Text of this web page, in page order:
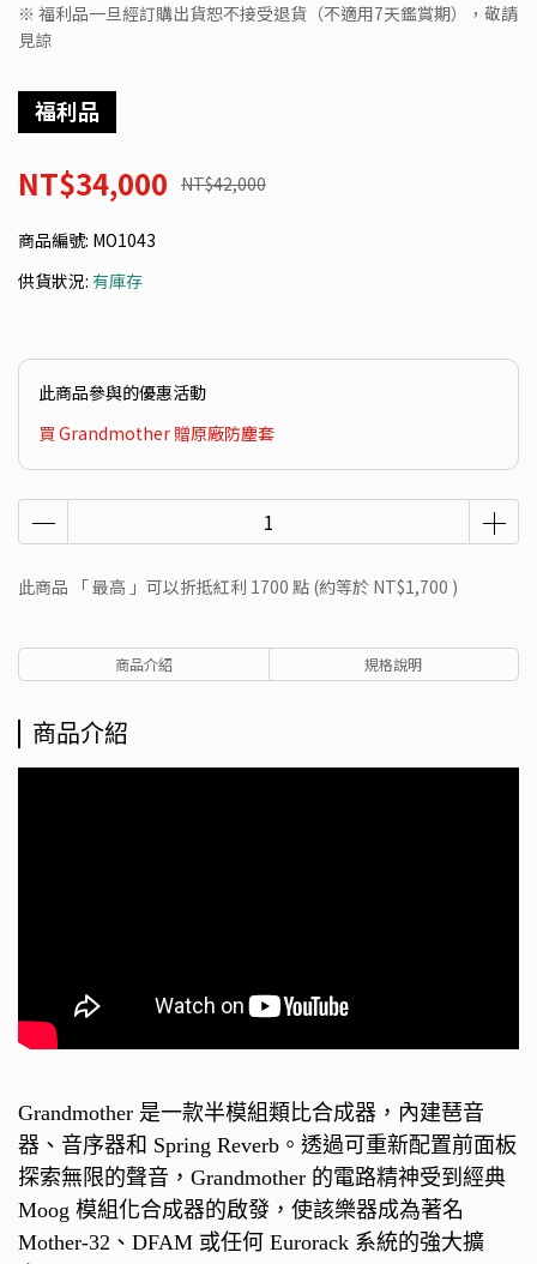
※ 福利品一旦經訂購出貨恕不接受退貨（不適用7天鑑賞期），敬請
見諒
福利品
NT$34,000 NT$42,000
商品編號: MO1043
供貨狀況: 有庫存
此商品參與的優惠活動
買 Grandmother 贈原廠防塵套
此商品 「 最高 」可以折抵紅利 1700 點 (約等於 NT$1,700 )
商品介紹 規格說明
商品介紹
Grandmother 是一款半模組類比合成器，內建琶音
器、音序器和 Spring Reverb。透過可重新配置前面板
探索無限的聲音，Grandmother 的電路精神受到經典
Moog 模組化合成器的啟發，使該樂器成為著名
Mother-32、DFAM 或任何 Eurorack 系統的強大擴